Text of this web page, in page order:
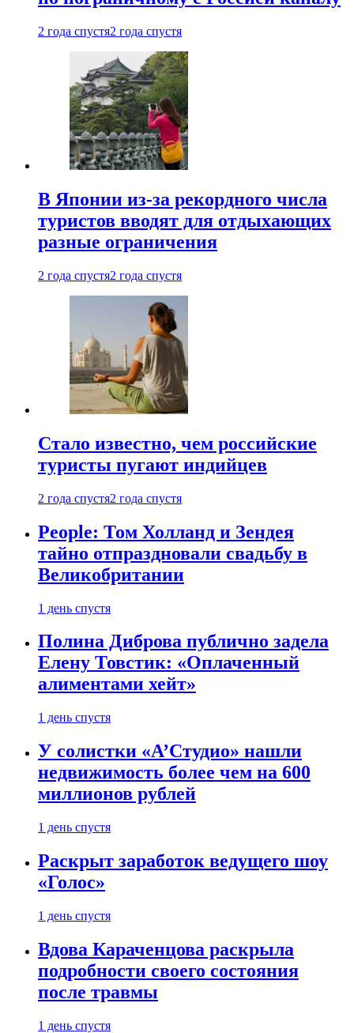
2 года спустя2 года спустя
В Японии из-за рекордного числа
туристов вводят для отдыхающих
разные ограничения
2 года спустя2 года спустя
Стало известно, чем российские
туристы пугают индийцев
2 года спустя2 года спустя
People: Том Холланд и Зендея
тайно отпраздновали свадьбу в
Великобритании
1 день спустя
Полина Диброва публично задела
Елену Товстик: «Оплаченный
алиментами хейт»
1 день спустя
У солистки «А’Студио» нашли
недвижимость более чем на 600
миллионов рублей
1 день спустя
Раскрыт заработок ведущего шоу
«Голос»
1 день спустя
Вдова Караченцова раскрыла
подробности своего состояния
после травмы
1 день спустя